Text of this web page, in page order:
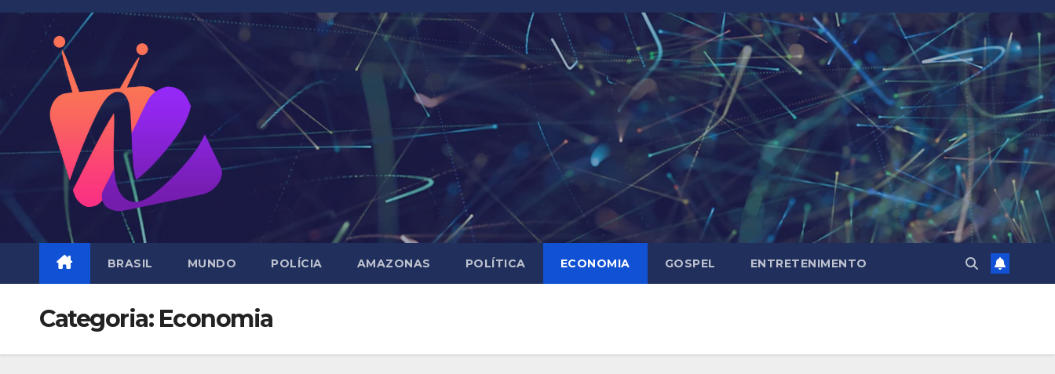
Skip
BRASIL MUNDO POLÍCIA AMAZONAS POLÍTICA ECONOMIA GOSPEL ENTRETENIMENTO
Categoria: Economia